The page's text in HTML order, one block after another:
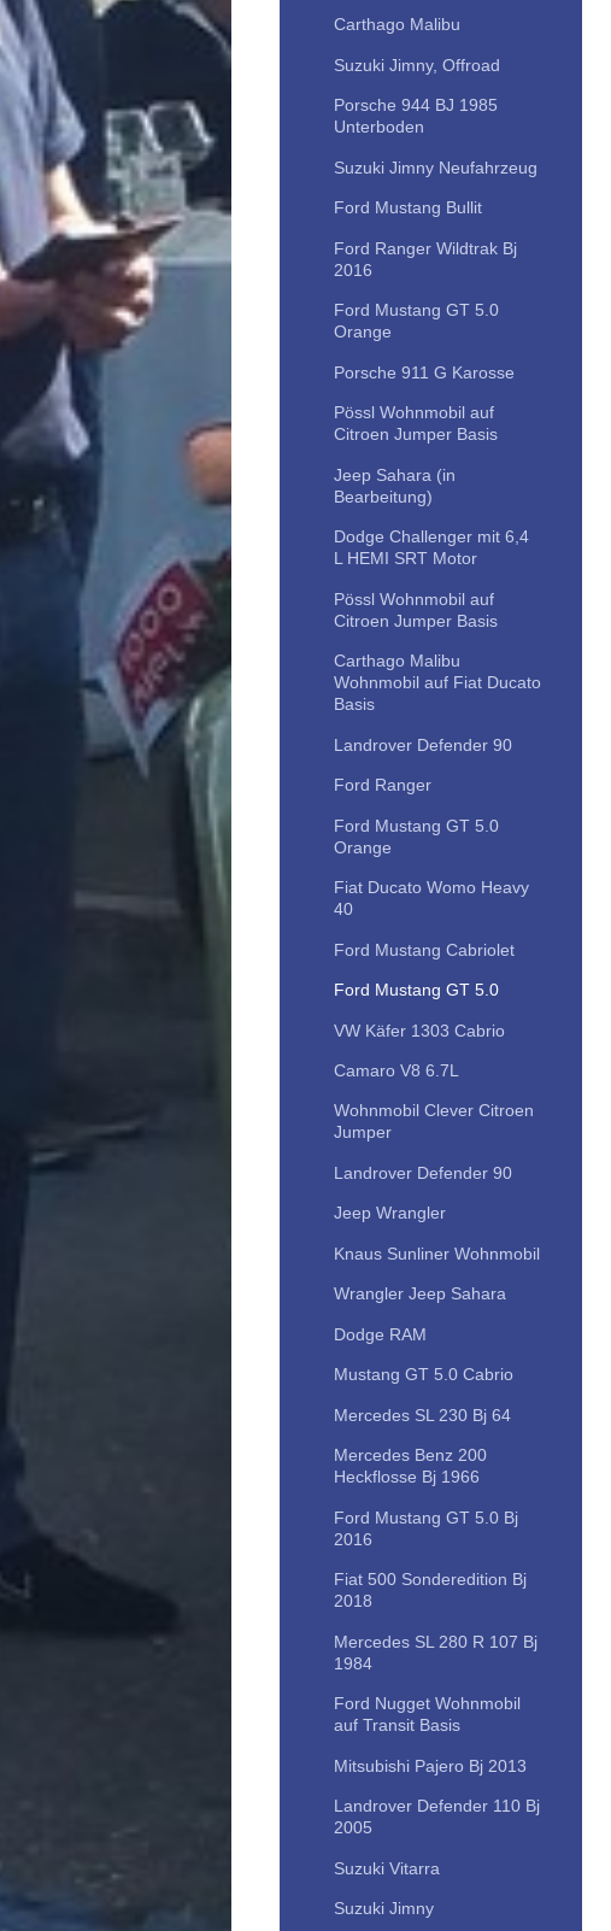
Carthago Malibu
Suzuki Jimny, Offroad
Porsche 944 BJ 1985
Unterboden
Suzuki Jimny Neufahrzeug
Ford Mustang Bullit
Ford Ranger Wildtrak Bj
2016
Ford Mustang GT 5.0
Orange
Porsche 911 G Karosse
Pössl Wohnmobil auf
Citroen Jumper Basis
Jeep Sahara (in
Bearbeitung)
Dodge Challenger mit 6,4
L HEMI SRT Motor
Pössl Wohnmobil auf
Citroen Jumper Basis
Carthago Malibu
Wohnmobil auf Fiat Ducato
Basis
Landrover Defender 90
Ford Ranger
Ford Mustang GT 5.0
Orange
Fiat Ducato Womo Heavy
40
Ford Mustang Cabriolet
Ford Mustang GT 5.0
VW Käfer 1303 Cabrio
Camaro V8 6.7L
Wohnmobil Clever Citroen
Jumper
Landrover Defender 90
Jeep Wrangler
Knaus Sunliner Wohnmobil
Wrangler Jeep Sahara
Dodge RAM
Mustang GT 5.0 Cabrio
Mercedes SL 230 Bj 64
Mercedes Benz 200
Heckflosse Bj 1966
Ford Mustang GT 5.0 Bj
2016
Fiat 500 Sonderedition Bj
2018
Mercedes SL 280 R 107 Bj
1984
Ford Nugget Wohnmobil
auf Transit Basis
Mitsubishi Pajero Bj 2013
Landrover Defender 110 Bj
2005
Suzuki Vitarra
Suzuki Jimny